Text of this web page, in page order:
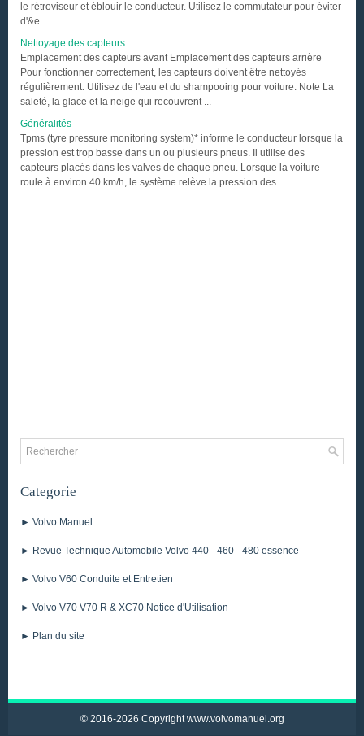
le rétroviseur et éblouir le conducteur. Utilisez le commutateur pour éviter
d'&e ...
Nettoyage des capteurs
Emplacement des capteurs avant Emplacement des capteurs arrière
Pour fonctionner correctement, les capteurs doivent être nettoyés
régulièrement. Utilisez de l'eau et du shampooing pour voiture. Note La
saleté, la glace et la neige qui recouvrent ...
Généralités
Tpms (tyre pressure monitoring system)* informe le conducteur lorsque la
pression est trop basse dans un ou plusieurs pneus. Il utilise des
capteurs placés dans les valves de chaque pneu. Lorsque la voiture
roule à environ 40 km/h, le système relève la pression des ...
Categorie
► Volvo Manuel
► Revue Technique Automobile Volvo 440 - 460 - 480 essence
► Volvo V60 Conduite et Entretien
► Volvo V70 V70 R & XC70 Notice d'Utilisation
► Plan du site
© 2016-2026 Copyright www.volvomanuel.org